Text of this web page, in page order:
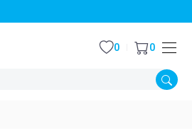
0 0